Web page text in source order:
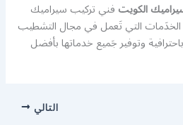
الكويتفني تركيب سيراميك
الخدَمات التي تَعمل في مجال التشطيب
وتوفير جَميع خدماتها بأفضل
التالي